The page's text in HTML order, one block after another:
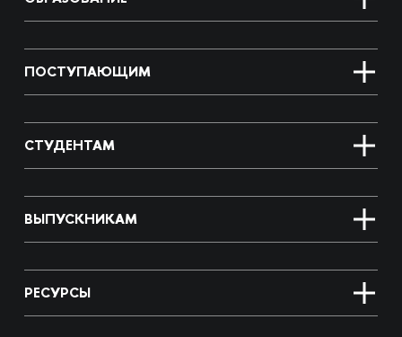
ПОСТУПАЮЩИМ
СТУДЕНТАМ
ВЫПУСКНИКАМ
РЕСУРСЫ